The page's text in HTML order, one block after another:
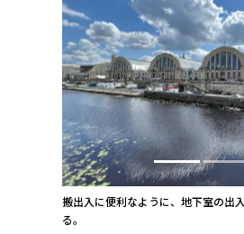
搬出入に便利なように、地下室の出
る。